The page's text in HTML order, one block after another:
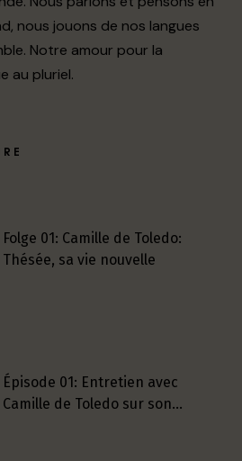
nous jouons de nos langues
Notre amour pour la
au pluriel.
Folge 01: Camille de Toledo:
Thésée, sa vie nouvelle
Épisode 01: Entretien avec
Camille de Toledo sur son…